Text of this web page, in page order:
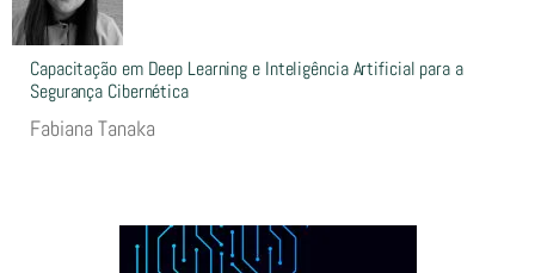
Capacitação em Deep Learning e Inteligência Artificial para a
Segurança Cibernética
Fabiana Tanaka